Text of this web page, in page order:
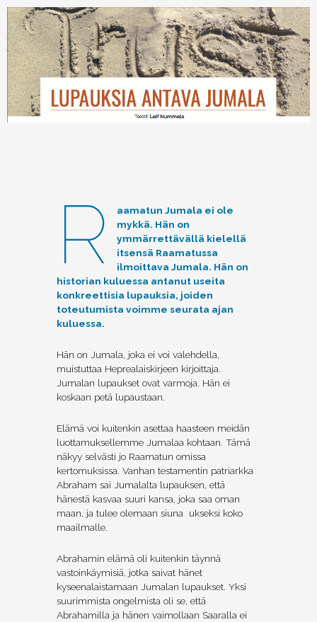
R
aamatun Jumala ei ole
mykkä. Hän on
ymmärrettävällä kielellä
itsensä Raamatussa
ilmoittava Jumala. Hän on
historian kuluessa antanut useita
konkreettisia lupauksia, joiden
toteutumista voimme seurata ajan
kuluessa.
Hän on Jumala, joka ei voi valehdella,
muistuttaa Heprealaiskirjeen kirjoittaja.
Jumalan lupaukset ovat varmoja. Hän ei
koskaan petä lupaustaan.
Elämä voi kuitenkin asettaa haasteen meidän
luottamuksellemme Jumalaa kohtaan. Tämä
näkyy selvästi jo Raamatun omissa
kertomuksissa. Vanhan testamentin patriarkka
Abraham sai Jumalalta lupauksen, että
hänestä kasvaa suuri kansa, joka saa oman
maan, ja tulee olemaan siuna ukseksi koko
maailmalle.
Abrahamin elämä oli kuitenkin täynnä
vastoinkäymisiä, jotka saivat hänet
kyseenalaistamaan Jumalan lupaukset. Yksi
suurimmista ongelmista oli se, että
Abrahamilla ja hänen vaimollaan Saaralla ei